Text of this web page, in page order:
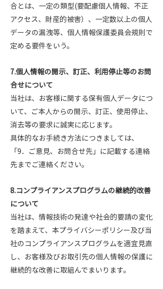
合とは、一定の類型(要配慮個人情報、不正
アクセス、財産的被害）、一定数以上の個人
データの漏洩等、個人情報保護委員会規則で
定める要件をいう。
7.個人情報の開示、訂正、利用停止等のお問
合せについて
当社は、お客様に関する保有個人データにつ
いて、ご本人からの開示、訂正、使用停止、
消去等の要求に誠実に応じます。
具体的なお手続き方法につきましては、
「9．ご意見、お問合せ先」に記載する連絡
先までご連絡ください。
8.コンプライアンスプログラムの継続的改善
について
当社は、情報技術の発達や社会的要請の変化
を踏まえて、本プライバシーポリシー及び当
社のコンプライアンスプログラムを適宜見直
し、お客様及びお取引先の個人情報の保護に
継続的な改善に取組んでまいります。